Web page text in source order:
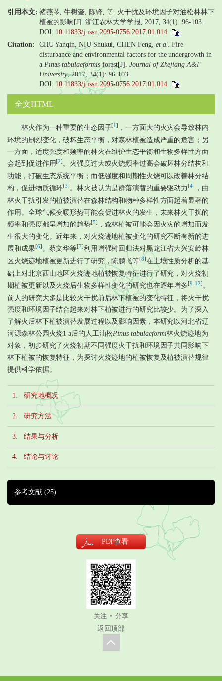
引用本文: 褚燕琴, 牛树奎, 陈锋, 等. 火干扰及环境因子对油松林林下
植被的影响[J]. 浙江农林大学学报, 2017, 34(1): 96-103.
DOI: 10.11833/j.issn.2095-0756.2017.01.014
Citation:
CHU Yanqin, NIU Shukui, CHEN Feng, et al . Fire
disturbance and environmental factors for the undergrowth in
a Pinus tabulaeformis forest[J]. Journal of Zhejiang A&F
University, 2017, 34(1): 96-103.
DOI: 10.11833/j.issn.2095-0756.2017.01.014
全文HTML
林火作为一种重要的生态因子[1 ]
，一方面大的火灾会导致林内
环境的剧烈变化，破坏生态平衡，对森林植被造成严重的危害；另
一方面，适度强度和频率的林火在维护生态平衡和生物多样性方面
会起到促进作用 [2] 。火强度过大或火烧频率过高会破坏林分结构和
功能，打破生态系统平衡；而低强度和周期性火烧可以改善林分结
构，促进物质循环[3] 。林火被认为是群落演替的重要驱动力 [4]
，由
林火干扰引发的植被演替在森林结构和物种多样性方面起着显著的
作用。全球气候变暖形势可能会促进林火的发生，未来林火干扰的
频率和强度都呈增加的趋势[5]
，森林植被可能会因火灾的增加而发
生很大的变化。近年来，对火烧迹地植被变化的研究不断有新的进
展和成果[6] 。蔡文华等[7]利用增强树回归法对黑龙江省大兴安岭林
区火烧迹地植被更新进行了研究，陈鹏飞等[8]在土壤性质分析的基
础上对北京西山地区火烧迹地植被恢复特征进行了研究，对火烧初
期植被更新以及火烧后生物多样性变化的研究也在逐年增多[9-12] 。
前人的研究大多是比较火干扰前后林下植被的变化特征，将火干扰
强度和环境因子结合起来对林下植被进行的研究比较少。为了深入
了解火后林下植被演替发展过程以及影响因素，本研究以河北省辽
河源森林公园火烧1 a后的人工油松Pinus tabulaeformi林火烧迹地为
对象，初步研究了火烧初期不同强度火干扰和环境因子共同影响下
林下植被的恢复特征，为探讨火烧迹地的植被恢复及植被演替规律
提供科学依据。
1. 研究地概况
2. 研究方法
3. 结果与分析
4. 结论与讨论
参考文献 (25)
PDF查看
关注
分享
返回顶部